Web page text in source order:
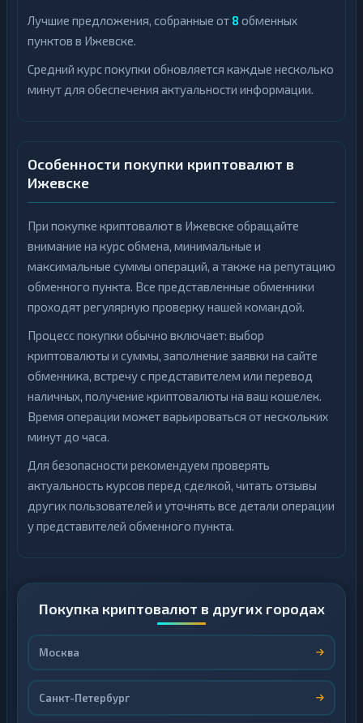
Лучшие предложения, собранные от 8 обменных
пунктов в Ижевске.
Средний курс покупки обновляется каждые несколько
минут для обеспечения актуальности информации.
Особенности покупки криптовалют в
Ижевске
При покупке криптовалют в Ижевске обращайте
внимание на курс обмена, минимальные и
максимальные суммы операций, а также на репутацию
обменного пункта. Все представленные обменники
проходят регулярную проверку нашей командой.
Процесс покупки обычно включает: выбор
криптовалюты и суммы, заполнение заявки на сайте
обменника, встречу с представителем или перевод
наличных, получение криптовалюты на ваш кошелек.
Время операции может варьироваться от нескольких
минут до часа.
Для безопасности рекомендуем проверять
актуальность курсов перед сделкой, читать отзывы
других пользователей и уточнять все детали операции
у представителей обменного пункта.
Покупка криптовалют в других городах
Москва
Санкт-Петербург